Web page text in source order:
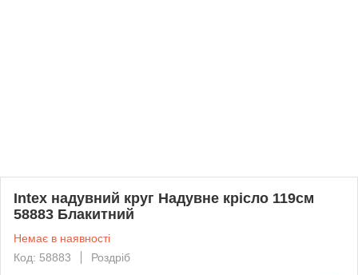
Intex надувний круг Надувне крісло 119см
58883 Блакитний
Немає в наявності
Код: 58883
Роздріб